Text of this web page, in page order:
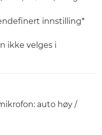
innstilling*
ikke velges i
auto høy /